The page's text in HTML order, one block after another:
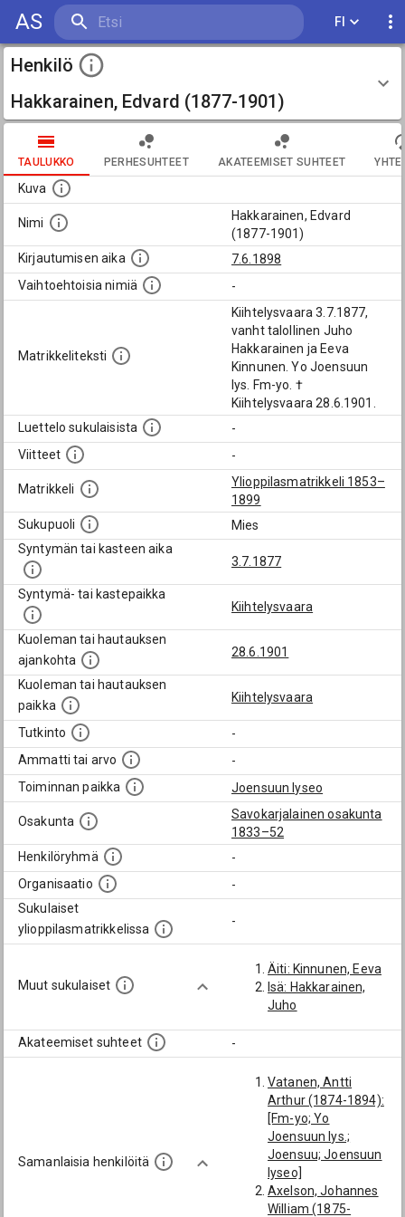
AS FI
Henkilö
Hakkarainen, Edvard (1877-1901)
TAULUKKO PERHESUHTEET AKATEEMISET SUHTEET
Kuva
Nimi
Hakkarainen, Edvard
(1877-1901)
Kirjautumisen aika
7.6.1898
Vaihtoehtoisia nimiä
-
Matrikkeliteksti
Kiihtelysvaara 3.7.1877,
vanht talollinen Juho
Hakkarainen ja Eeva
Kinnunen. Yo Joensuun
lys. Fm-yo. †
Kiihtelysvaara 28.6.1901.
Luettelo sukulaisista
-
Viitteet
-
Matrikkeli
Ylioppilasmatrikkeli 1853–
1899
Sukupuoli
Mies
Syntymän tai kasteen aika
3.7.1877
Syntymä- tai kastepaikka
Kiihtelysvaara
Kuoleman tai hautauksen
ajankohta
28.6.1901
Kuoleman tai hautauksen
paikka
Kiihtelysvaara
Tutkinto
-
Ammatti tai arvo
-
Toiminnan paikka
Joensuun lyseo
Osakunta
Savokarjalainen osakunta
1833–52
Henkilöryhmä
-
Organisaatio
-
Sukulaiset
ylioppilasmatrikkelissa
-
Muut sukulaiset
Äiti: Kinnunen, Eeva
Isä: Hakkarainen,
Juho
Akateemiset suhteet -
Samanlaisia henkilöitä
Vatanen, Antti
Arthur (1874-1894):
[Fm-yo; Yo
Joensuun lys.;
Joensuu; Joensuun
lyseo]
Axelson, Johannes
William (1875-